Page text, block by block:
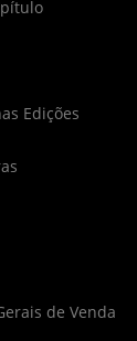
Edições
de Venda